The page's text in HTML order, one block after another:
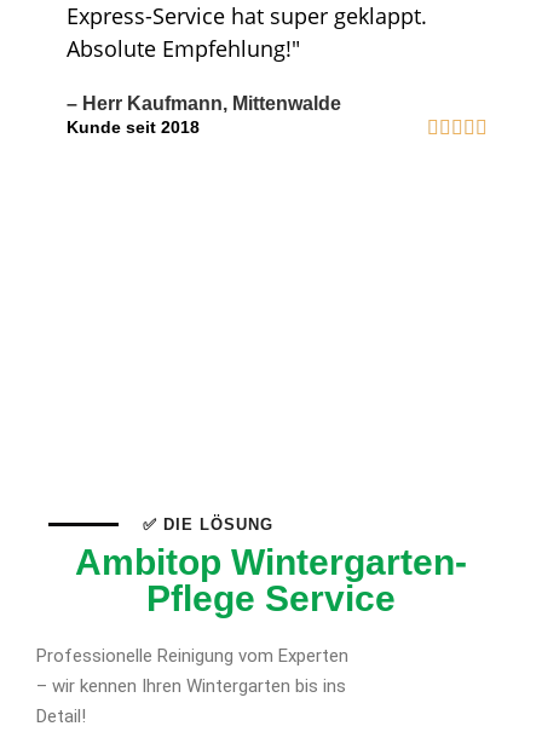
Express-Service hat super geklappt.
Absolute Empfehlung!"
– Herr Kaufmann, Mittenwalde
Kunde seit 2018
✅ DIE LÖSUNG
Ambitop Wintergarten-
Pflege Service
Professionelle Reinigung vom Experten
– wir kennen Ihren Wintergarten bis ins
Detail!